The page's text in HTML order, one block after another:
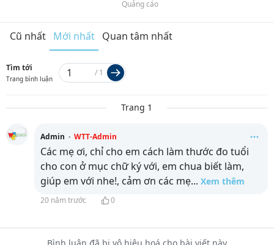
Quảng cáo
Cũ nhất Mới nhất Quan tâm nhất
Tìm tới
Trang bình luận
/ 1
Trang 1
Admin · WTT-Admin
Các mẹ ơi, chỉ cho em cách làm thước đo tuổi
cho con ở mục chữ ký với, em chua biết làm,
giúp em với nhe!, cảm ơn các mẹ... Xem thêm
20 năm trước 0